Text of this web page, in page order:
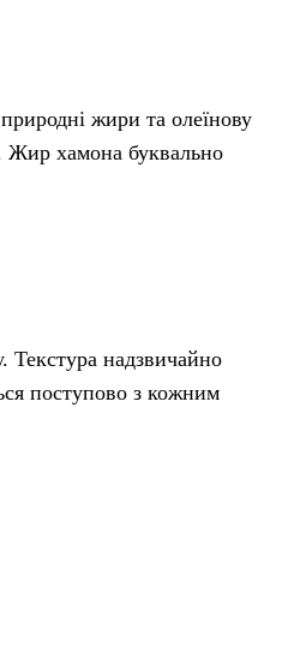
жири та олеїнову
Жир хамона буквально
Текстура надзвичайно
поступово з кожним